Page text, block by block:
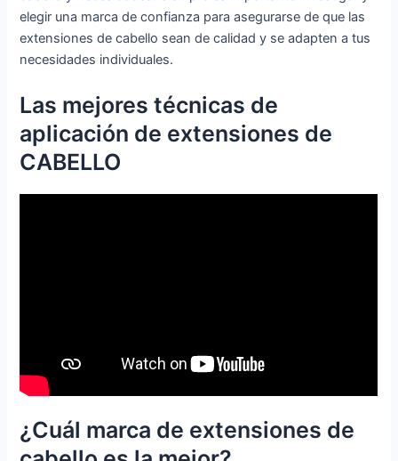
elegir una marca de confianza para asegurarse de que las
extensiones de cabello sean de calidad y se adapten a tus
necesidades individuales.
Las mejores técnicas de
aplicación de extensiones de
CABELLO
¿Cuál marca de extensiones de